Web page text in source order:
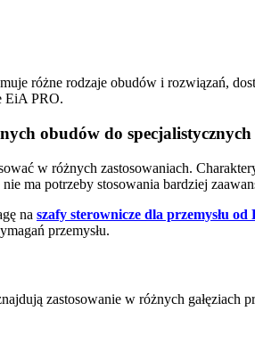
różne rodzaje obudów i rozwiązań,
EiA PRO.
obudów do
w różnych zastosowaniach.
ma potrzeby stosowania bardziej
na szafy sterownicze dla przemysłu od
przemysłu.
zastosowanie w różnych gałęziach